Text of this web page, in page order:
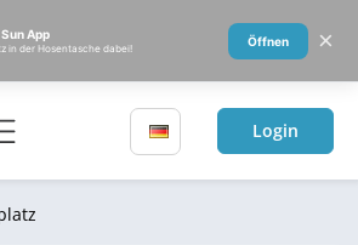
Login
App
in der Hosentasche dabei!
Öffnen ×